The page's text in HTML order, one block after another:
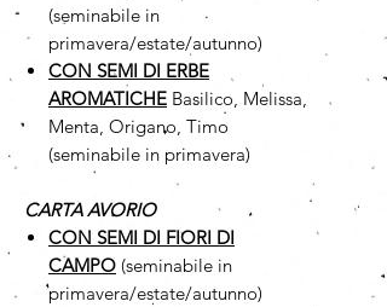
(seminabile in
primavera/estate/autunno)
CON SEMI DI ERBE
AROMATICHE Basilico, Melissa,
Menta, Origano, Timo
(seminabile in primavera)
CARTA AVORIO
CON SEMI DI FIORI DI
CAMPO (seminabile in
primavera/estate/autunno)